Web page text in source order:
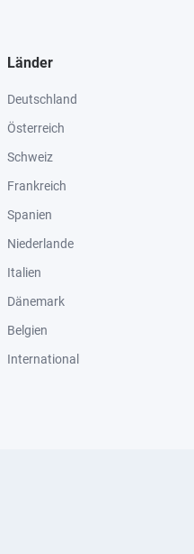
Länder
Deutschland
Österreich
Schweiz
Frankreich
Spanien
Niederlande
Italien
Dänemark
Belgien
International